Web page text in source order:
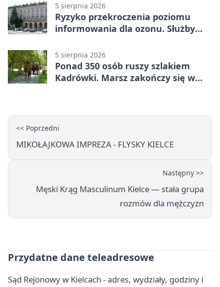
5 sierpnia 2026
Ryzyko przekroczenia poziomu
informowania dla ozonu. Służby
5 sierpnia 2026
Ponad 350 osób ruszy szlakiem
Kadrówki. Marsz zakończy się w
<< Poprzedni
MIKOŁAJKOWA IMPREZA - FLYSKY KIELCE
Następny >>
Męski Krąg Masculinum Kielce — stała grupa
rozmów dla mężczyzn
Przydatne dane teleadresowe
Sąd Rejonowy w Kielcach - adres, wydziały, godziny i